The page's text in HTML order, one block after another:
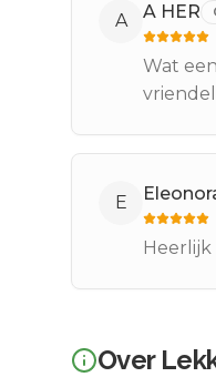
A A HER
Wat
E
Over